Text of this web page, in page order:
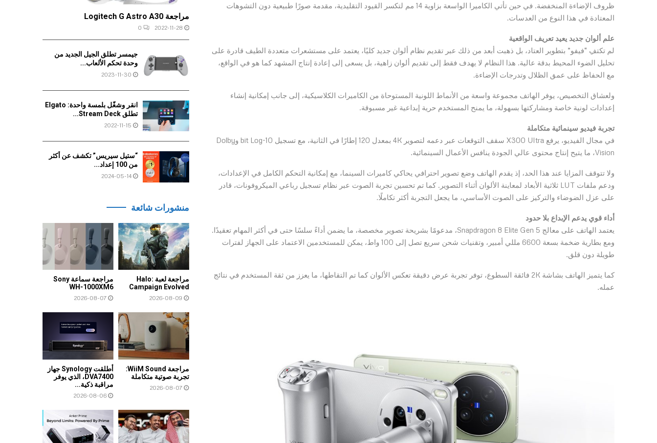
ظروف الإضاءة المنخفضة. في حين تأتي الكاميرا الواسعة بزاوية 14 مم لتكسر القيود التقليدية، مقدمة صورًا طبيعية دون التشوهات
المعتادة في هذا النوع من العدسات.
علم ألوان جديد يعيد تعريف الواقعية
لم تكتفِ “فيفو” بتطوير العتاد، بل ذهبت أبعد من ذلك عبر تقديم نظام ألوان جديد كليًا، يعتمد على مستشعرات متعددة الطيف قادرة على
تحليل الضوء المحيط بدقة عالية. هذا النظام لا يهدف فقط إلى تقديم ألوان زاهية، بل يسعى إلى إعادة إنتاج المشهد كما هو في الواقع،
مع الحفاظ على عمق الظلال وتدرجات الإضاءة.
ولعشاق التخصيص، يوفر الهاتف مجموعة واسعة من الأنماط اللونية المستوحاة من الكاميرات الكلاسيكية، إلى جانب إمكانية إنشاء
إعدادات لونية خاصة ومشاركتها بسهولة، ما يمنح المستخدم حرية إبداعية غير مسبوقة.
تجربة فيديو سينمائية متكاملة
في مجال الفيديو، يرفع X300 Ultra سقف التوقعات عبر دعمه لتصوير 4K بمعدل 120 إطارًا في الثانية، مع تسجيل 10-bit Log وDolby
Vision، ما يتيح إنتاج محتوى عالي الجودة ينافس الأعمال السينمائية.
ولا تتوقف المزايا عند هذا الحد، إذ يقدم الهاتف وضع تصوير احترافي يحاكي كاميرات السينما، مع إمكانية التحكم الكامل في الإعدادات،
ودعم ملفات LUT ثلاثية الأبعاد لمعاينة الألوان أثناء التصوير. كما تم تحسين تجربة الصوت عبر نظام تسجيل رباعي الميكروفونات، قادر
على عزل الضوضاء والتركيز على الصوت الأساسي، ما يجعل التجربة أكثر تكاملًا.
أداء قوي يدعم الإبداع بلا حدود
يعتمد الهاتف على معالج Snapdragon 8 Elite Gen 5، مدعومًا بشريحة تصوير مخصصة، ما يضمن أداءً سلسًا حتى في أكثر المهام تعقيدًا.
ومع بطارية ضخمة بسعة 6600 مللي أمبير، وتقنيات شحن سريع تصل إلى 100 واط، يمكن للمستخدمين الاعتماد على الجهاز لفترات
طويلة دون قلق.
كما يتميز الهاتف بشاشة 2K فائقة السطوع، توفر تجربة عرض دقيقة تعكس الألوان كما تم التقاطها، ما يعزز من ثقة المستخدم في نتائج
عمله.
مراجعة Logitech G Astro A30
2022-11-28
0
جيمسر تطلق الجيل الجديد من
وحدة تحكم الألعاب...
2023-11-30
انقر وشغّل بلمسة واحدة: Elgato
تطلق Stream Deck...
2022-11-15
“ستيل سيريس” تكشف عن أكثر
من 100 إعداد...
2024-05-14
منشورات شائعة
مراجعة لعبة Halo:
Campaign Evolved
2026-08-09
مراجعة سماعة Sony
WH-1000XM6
2026-08-07
مراجعة WiiM Sound:
تجربة صوتية متكاملة
2026-08-07
أطلقت Synology جهاز
DVA7400، الذي يوفر
مراقبة ذكية...
2026-08-06